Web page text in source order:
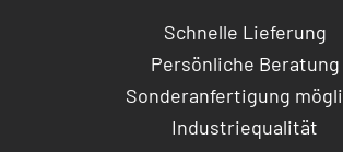
Schnelle Lieferung
Persönliche Beratung
Sonderanfertigung
Industriequalität